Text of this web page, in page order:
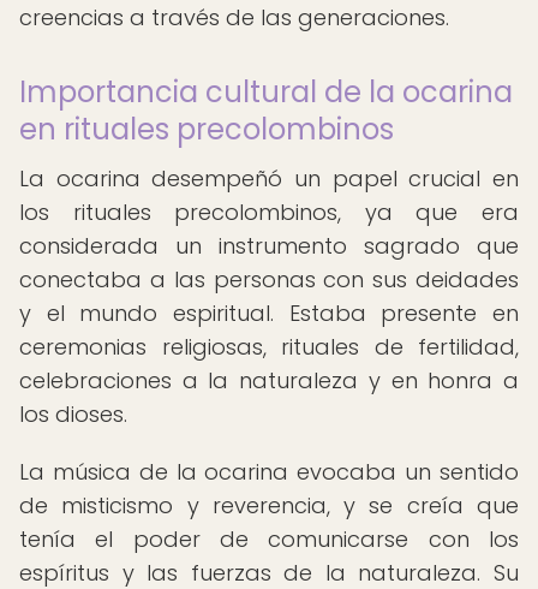
creencias a través de las generaciones.
Importancia cultural de la ocarina
en rituales precolombinos
La ocarina desempeñó un papel crucial en
los rituales precolombinos, ya que era
considerada un instrumento sagrado que
conectaba a las personas con sus deidades
y el mundo espiritual. Estaba presente en
ceremonias religiosas, rituales de fertilidad,
celebraciones a la naturaleza y en honra a
los dioses.
La música de la ocarina evocaba un sentido
de misticismo y reverencia, y se creía que
tenía el poder de comunicarse con los
espíritus y las fuerzas de la naturaleza. Su